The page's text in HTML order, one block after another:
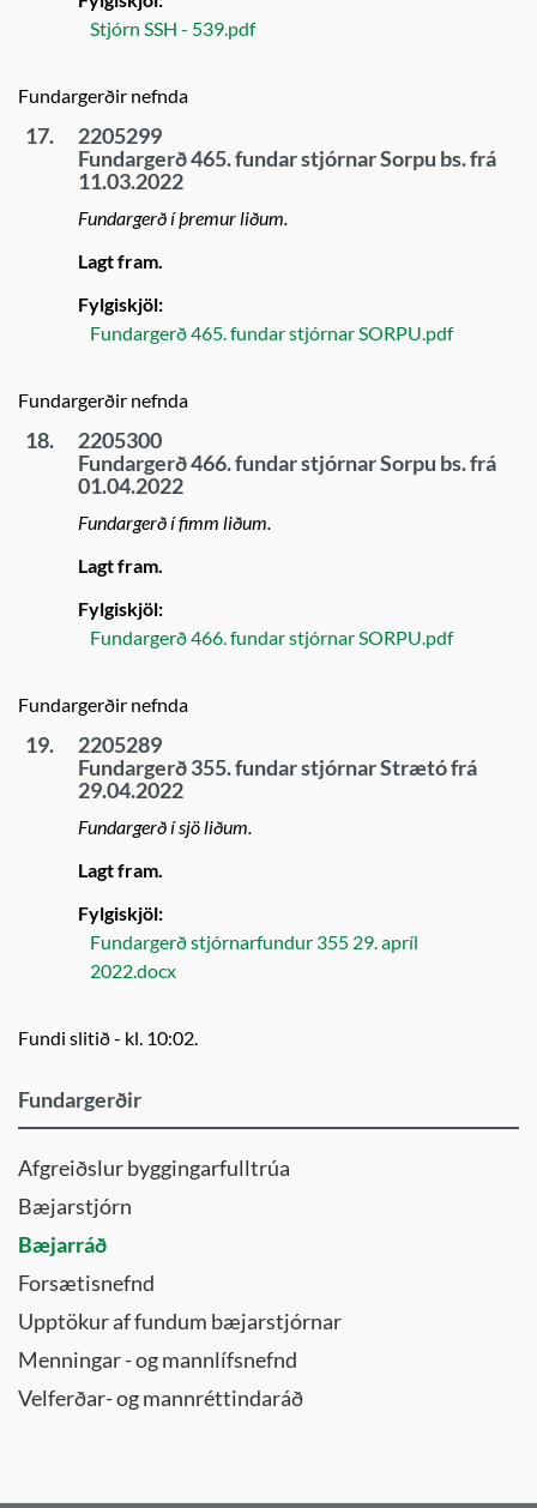
Stjórn SSH - 539.pdf
Fundargerðir nefnda
17.
2205299
Fundargerð 465. fundar stjórnar Sorpu bs. frá
11.03.2022
Fundargerð í þremur liðum.
Lagt fram.
Fylgiskjöl:
Fundargerð 465. fundar stjórnar SORPU.pdf
Fundargerðir nefnda
18.
2205300
Fundargerð 466. fundar stjórnar Sorpu bs. frá
01.04.2022
Fundargerð í fimm liðum.
Lagt fram.
Fylgiskjöl:
Fundargerð 466. fundar stjórnar SORPU.pdf
Fundargerðir nefnda
19.
2205289
Fundargerð 355. fundar stjórnar Strætó frá
29.04.2022
Fundargerð í sjö liðum.
Lagt fram.
Fylgiskjöl:
Fundargerð stjórnarfundur 355 29. apríl
2022.docx
Fundi slitið - kl. 10:02.
Fundargerðir
Afgreiðslur byggingarfulltrúa
Bæjarstjórn
Bæjarráð
Forsætisnefnd
Upptökur af fundum bæjarstjórnar
Menningar - og mannlífsnefnd
Velferðar- og mannréttindaráð